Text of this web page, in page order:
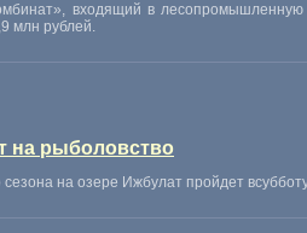
входящий в
млн рублей.
на рыболовство
на озере Ижбулат пройдет